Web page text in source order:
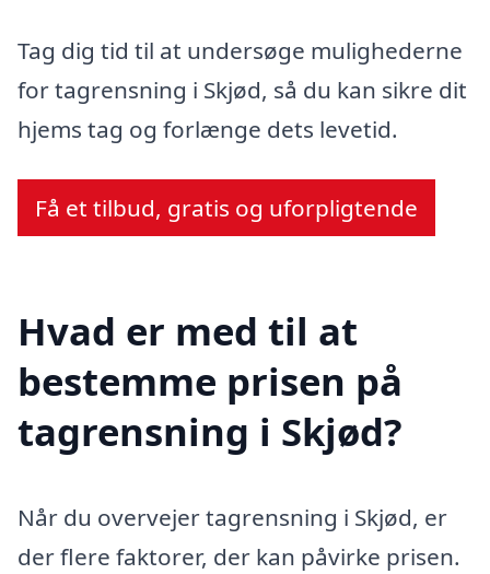
Tag dig tid til at undersøge mulighederne
for tagrensning i Skjød, så du kan sikre dit
hjems tag og forlænge dets levetid.
Få et tilbud, gratis og uforpligtende
Hvad er med til at
bestemme prisen på
tagrensning i Skjød?
Når du overvejer tagrensning i Skjød, er
der flere faktorer, der kan påvirke prisen.